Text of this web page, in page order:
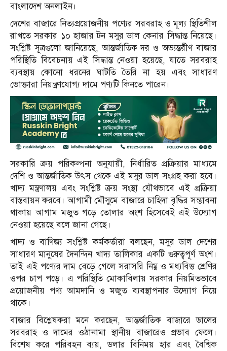
বাংলাদেশ অনলাইন।
দেশের বাজারে নিত্যপ্রয়োজনীয় পণ্যের সরবরাহ ও মূল্য স্থিতিশীল
রাখতে সরকার ১০ হাজার টন মসুর ডাল কেনার সিদ্ধান্ত নিয়েছে।
সংশ্লিষ্ট সূত্রগুলো জানিয়েছে, আন্তর্জাতিক দর ও অভ্যন্তরীণ বাজার
পরিস্থিতি বিবেচনায় এই সিদ্ধান্ত নেওয়া হয়েছে, যাতে সরবরাহ
ব্যবস্থায় কোনো ধরনের ঘাটতি তৈরি না হয় এবং সাধারণ
ভোক্তারা নিয়ন্ত্রণযোগ্য দামে পণ্যটি কিনতে পারেন।
সরকারি ক্রয় পরিকল্পনা অনুযায়ী, নির্ধারিত প্রক্রিয়ার মাধ্যমে
দেশি ও আন্তর্জাতিক উৎস থেকে এই মসুর ডাল সংগ্রহ করা হবে।
খাদ্য মন্ত্রণালয় এবং সংশ্লিষ্ট ক্রয় সংস্থা যৌথভাবে এই প্রক্রিয়া
বাস্তবায়ন করবে। আগামী মৌসুমে বাজারে চাহিদা বৃদ্ধির সম্ভাবনা
থাকায় আগাম মজুত গড়ে তোলার অংশ হিসেবেই এই উদ্যোগ
নেওয়া হয়েছে বলে জানা গেছে।
খাদ্য ও বাণিজ্য সংশ্লিষ্ট কর্মকর্তারা বলছেন, মসুর ডাল দেশের
সাধারণ মানুষের দৈনন্দিন খাদ্য তালিকার একটি গুরুত্বপূর্ণ অংশ।
তাই এই পণ্যের দাম বেড়ে গেলে সরাসরি নিম্ন ও মধ্যবিত্ত শ্রেণির
ওপর চাপ পড়ে। এ পরিস্থিতি মোকাবিলায় সরকার নিয়মিতভাবে
প্রয়োজনীয় পণ্য আমদানি ও মজুত ব্যবস্থাপনার উদ্যোগ নিয়ে
থাকে।
বাজার বিশ্লেষকরা মনে করছেন, আন্তর্জাতিক বাজারে ডালের
সরবরাহ ও দামের ওঠানামা স্থানীয় বাজারেও প্রভাব ফেলে।
বিশেষ করে পরিবহন ব্যয়, ডলার বিনিময় হার এবং বৈশ্বিক